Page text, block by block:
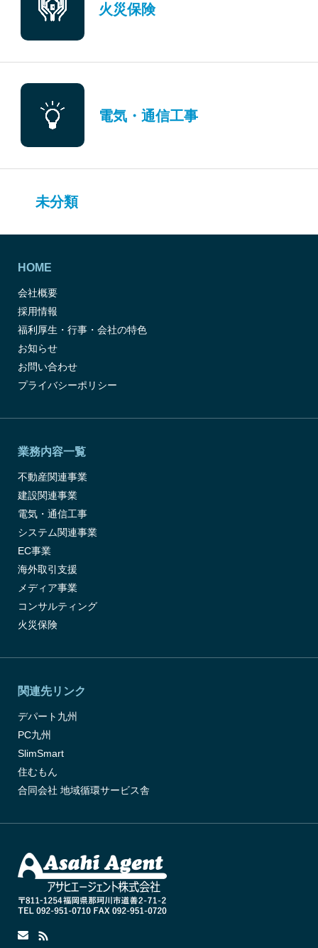
火災保険
電気・通信工事
未分類
HOME
会社概要
採用情報
福利厚生・行事・会社の特色
お知らせ
お問い合わせ
プライバシーポリシー
業務内容一覧
不動産関連事業
建設関連事業
電気・通信工事
システム関連事業
EC事業
海外取引支援
メディア事業
コンサルティング
火災保険
関連先リンク
デパート九州
PC九州
SlimSmart
住むもん
合同会社 地域循環サービス舎